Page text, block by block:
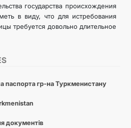
паспорта гр-на Туркменистану
документів
государства происхождения
в виду, что для истребования
требуется довольно длительное